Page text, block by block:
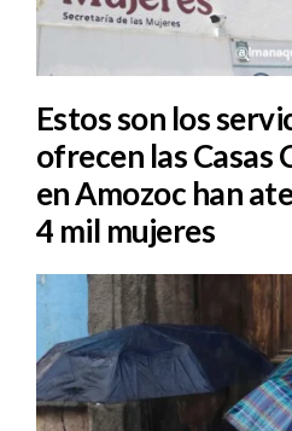
Estos son los
ofrecen las Casas
en Amozoc han
4 mil mujeres